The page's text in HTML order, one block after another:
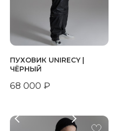
ПУХОВИК UNIRECY |
ЧЁРНЫЙ
68 000 ₽